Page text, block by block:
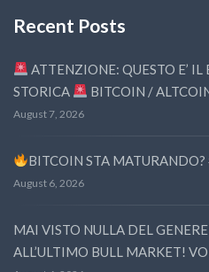
Recent Posts
ATTENZIONE: QUESTO E’
STORICA
BITCOIN /
August 7, 2026
BITCOIN STA
August 6, 2026
MAI VISTO NULLA DEL
ALL’ULTIMO BULL MARKET!